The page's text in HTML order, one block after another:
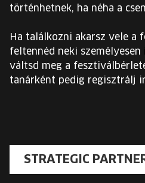
történhetnek, ha néha a
Ha találkozni akarsz vele a
feltennéd neki személyesen
váltsd meg a
tanárként pedig regisztrálj
STRATEGIC